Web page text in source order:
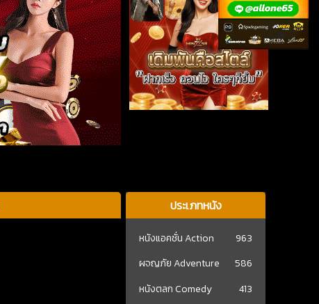
ประเภทหนัง
หนังแอคชั่น Action
963
ผจญภัย Adventure
586
หนังตลก Comedy
413